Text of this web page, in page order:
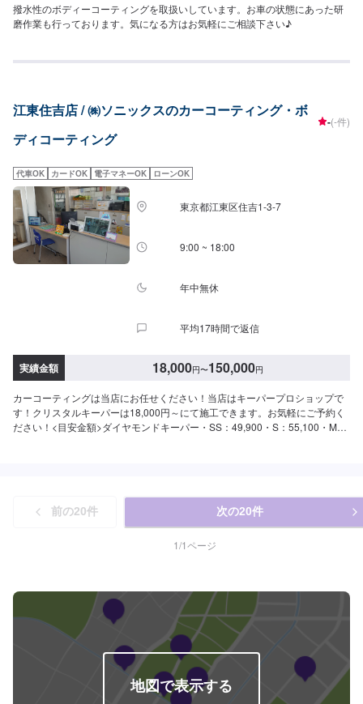
撥水性のボディーコーティングを取扱いしています。お車の状態にあった研
磨作業も行っております。気になる方はお気軽にご相談下さい♪
江東住吉店 / ㈱ソニックスのカーコーティング・ボ
ディコーティング
-(-件)
代車OK カードOK 電子マネーOK ローンOK
東京都江東区住吉1-3-7
9:00 ~ 18:00
年中無休
平均17時間で返信
実績金額 18,000円〜150,000円
カーコーティングは当店にお任せください！当店はキーパープロショップで
す！クリスタルキーパーは18,000円～にて施工できます。お気軽にご予約く
ださい！<目安金額>ダイヤモンドキーパー・SS：49,900・S：55,100・M：
ィングシングル・~15インチ：10,400円・16~19インチ：11,800円・20イン
チ~：13,900円ダブル・~15インチ：15,500円・16~19インチ：17,600円・
20インチ~：20,900円当店は年中無休、朝は7時から夜は20時まで営業してお
ります。ガソリンエネルギーの供給協力はもちろん、併せてレンタカー業務
い。
前の20件 次の20件
1/1ページ
地図で表示する